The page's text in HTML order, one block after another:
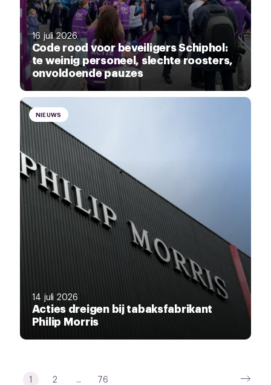
16 juli 2026
Code rood voor beveiligers Schiphol:
te weinig personeel, slechte roosters,
onvoldoende pauzes
NIEUWS
14 juli 2026
Acties dreigen bij tabaksfabrikant
Philip Morris
1 2 ... 76